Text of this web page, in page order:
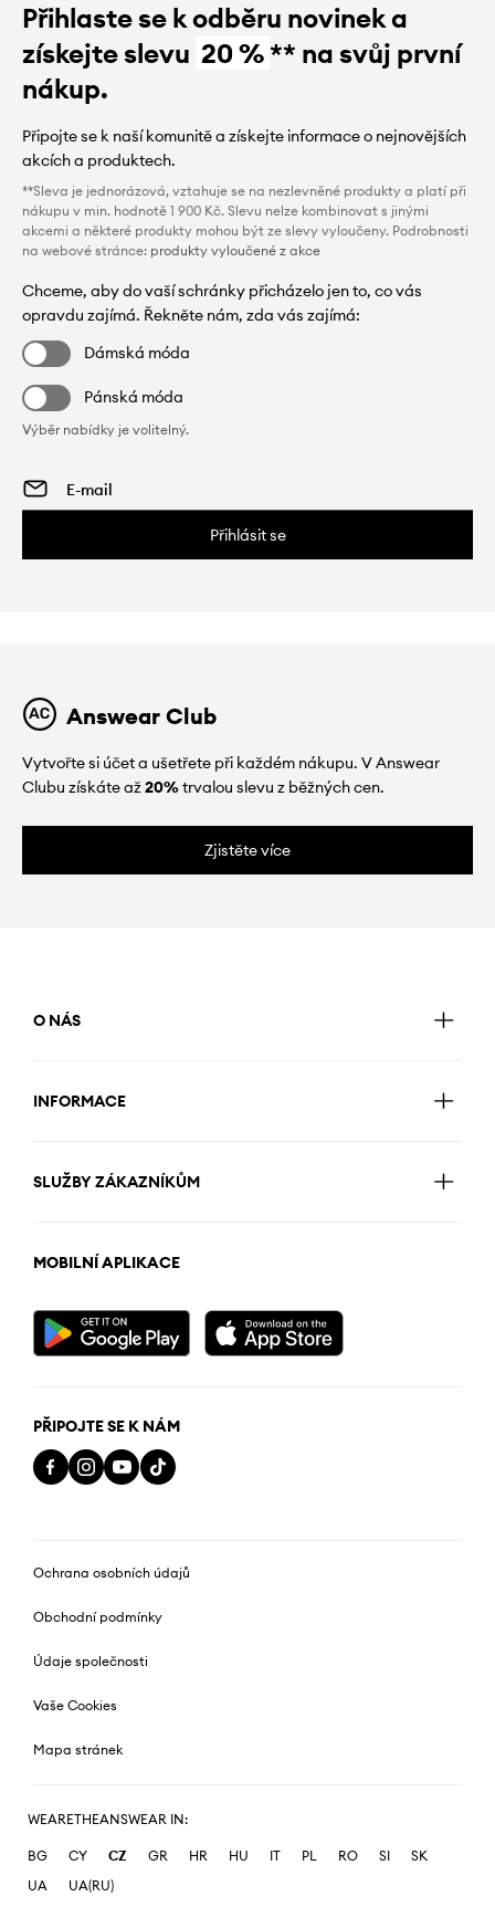
Přihlaste se k odběru novinek a
získejte slevu 20 %** na svůj první
nákup.
Připojte se k naší komunitě a získejte informace o nejnovějších
akcích a produktech.
**Sleva je jednorázová, vztahuje se na nezlevněné produkty a platí při
nákupu v min. hodnotě 1 900 Kč. Slevu nelze kombinovat s jinými
akcemi a některé produkty mohou být ze slevy vyloučeny. Podrobnosti
na webové stránce: produkty vyloučené z akce
Chceme, aby do vaší schránky přicházelo jen to, co vás
opravdu zajímá. Řekněte nám, zda vás zajímá:
Dámská móda
Pánská móda
Výběr nabídky je volitelný.
Přihlásit se
Answear Club
Vytvořte si účet a ušetřete při každém nákupu. V Answear
Clubu získáte až20%trvalou slevu z běžných cen.
Zjistěte více
O NÁS
INFORMACE
SLUŽBY ZÁKAZNÍKŮM
MOBILNÍ APLIKACE
PŘIPOJTE SE K NÁM
Ochrana osobních údajů
Obchodní podmínky
Údaje společnosti
Vaše Cookies
Mapa stránek
WEARETHEANSWEAR IN:
BG CY CZ GR HR HU IT PL RO SI
SK
UA
UA(RU)